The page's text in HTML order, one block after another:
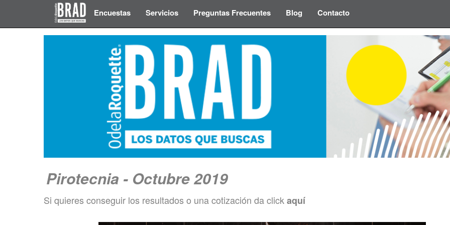
Encuestas Servicios Preguntas Frecuentes Blog Contacto
Pirotecnia - Octubre 2019
Si quieres conseguir los resultados o una cotización da click aquí